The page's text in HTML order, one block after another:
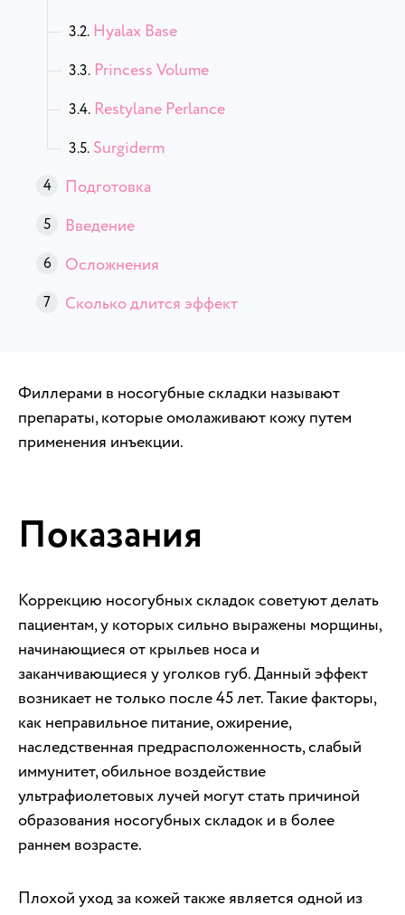
Hyalax Base
Princess Volume
Restylane Perlance
Surgiderm
Подготовка
Введение
Осложнения
Сколько длится эффект
Филлерами в носогубные складки называют
препараты, которые омолаживают кожу путем
применения инъекции.
Показания
Коррекцию носогубных складок советуют делать
пациентам, у которых сильно выражены морщины,
начинающиеся от крыльев носа и
заканчивающиеся у уголков губ. Данный эффект
возникает не только после 45 лет. Такие факторы,
как неправильное питание, ожирение,
наследственная предрасположенность, слабый
иммунитет, обильное воздействие
ультрафиолетовых лучей могут стать причиной
образования носогубных складок и в более
раннем возрасте.
Плохой уход за кожей также является одной из